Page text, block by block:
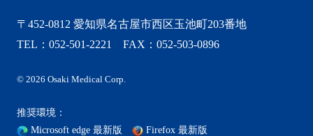
〒452-0812 愛知県名古屋市西区玉池町203番地
TEL：052-501-2221 FAX：052-503-0896
© 2026 Osaki Medical Corp.
推奨環境：
Microsoft edge 最新版
Firefox 最新版